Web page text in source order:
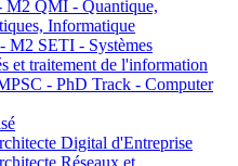
QMI - Quantique,
Informatique
M2 SETI - Systèmes
et traitement de l'information
- PhD Track - Computer
Digital d'Entreprise
Réseaux et